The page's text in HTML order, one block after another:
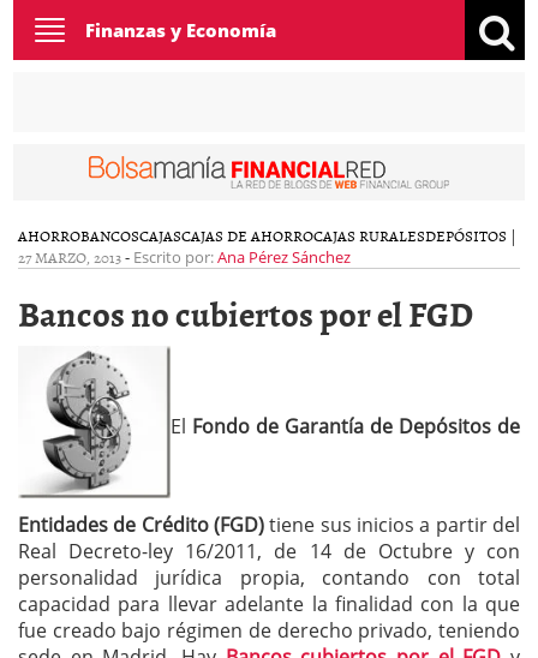
Toggle
navigation
Finanzas y Economía
AHORROBANCOSCAJASCAJAS DE AHORROCAJAS RURALESDEPÓSITOS |
27 MARZO, 2013- Escrito por:Ana Pérez Sánchez
Bancos no cubiertos por el FGD
El Fondo de Garantía de Depósitos de
Entidades de Crédito (FGD)tiene sus inicios a partir del
Real Decreto-ley 16/2011, de 14 de Octubre y con
personalidad jurídica propia, contando con total
capacidad para llevar adelante la finalidad con la que
fue creado bajo régimen de derecho privado, teniendo